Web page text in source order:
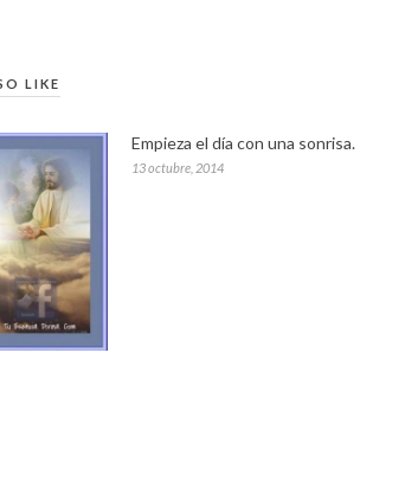
LIKE
Empieza el día con una sonrisa.
13 octubre, 2014